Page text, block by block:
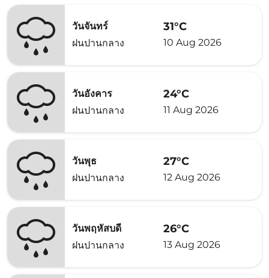
วันจันทร์
ฝนปานกลาง
31°C
10 Aug 2026
วันอังคาร
ฝนปานกลาง
24°C
11 Aug 2026
วันพุธ
ฝนปานกลาง
27°C
12 Aug 2026
วันพฤหัสบดี
ฝนปานกลาง
26°C
13 Aug 2026